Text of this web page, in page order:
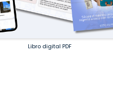
Libro digital PDF